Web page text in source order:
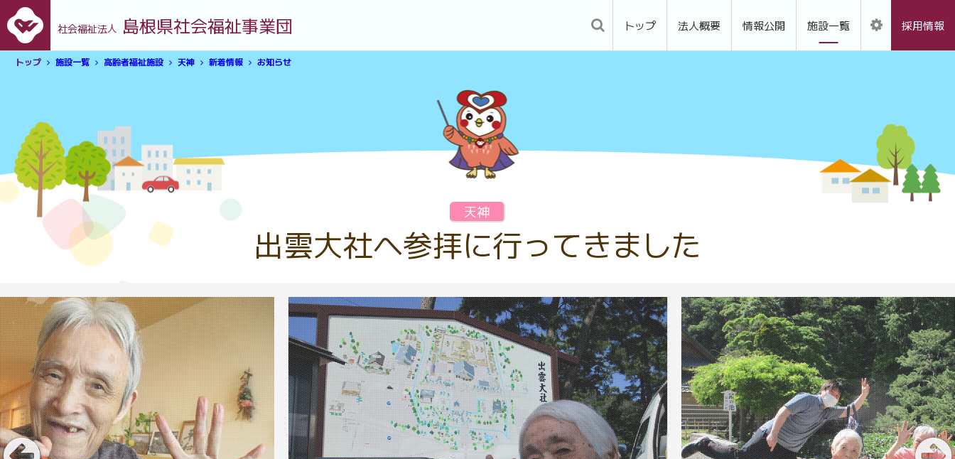
社会福祉法人 島根県社会福祉事業団 トップ 法人概要 情報公開 施設一覧 採用情報
トップ 施設一覧 高齢者福祉施設 天神 新着情報 お知らせ
天神
出雲大社へ参拝に行ってきました